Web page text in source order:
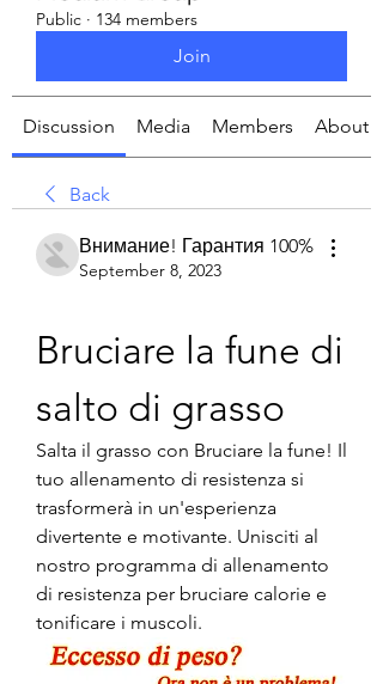
Public · 134 members
Join
Discussion Media Members About
Back
Внимание! Гарантия 100%
September 8, 2023
Bruciare la fune di
salto di grasso
Salta il grasso con Bruciare la fune! Il
tuo allenamento di resistenza si
trasformerà in un'esperienza
divertente e motivante. Unisciti al
nostro programma di allenamento
di resistenza per bruciare calorie e
tonificare i muscoli.